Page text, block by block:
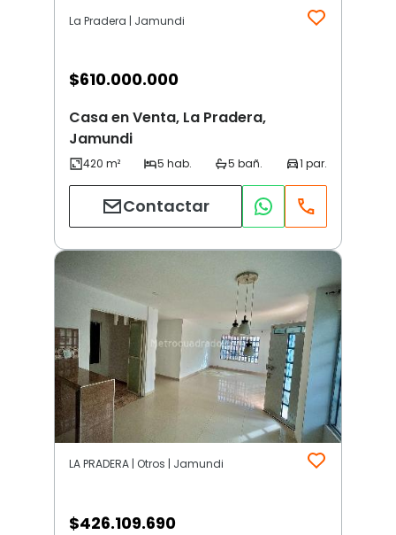
La Pradera | Jamundi
$610.000.000
Casa en Venta, La Pradera,
Jamundi
Contactar
LA PRADERA | Otros | Jamundi
$426.109.690